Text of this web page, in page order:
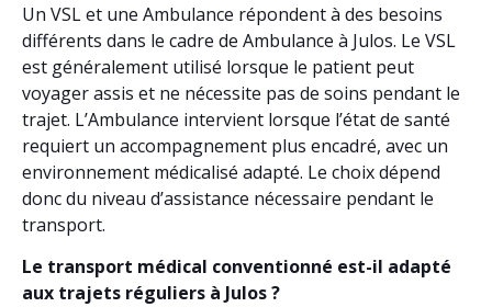
Un VSL et une Ambulance répondent à des besoins
différents dans le cadre de Ambulance à Julos. Le VSL
est généralement utilisé lorsque le patient peut
voyager assis et ne nécessite pas de soins pendant le
trajet. L’Ambulance intervient lorsque l’état de santé
requiert un accompagnement plus encadré, avec un
environnement médicalisé adapté. Le choix dépend
donc du niveau d’assistance nécessaire pendant le
transport.
Le transport médical conventionné est-il adapté
aux trajets réguliers à Julos ?